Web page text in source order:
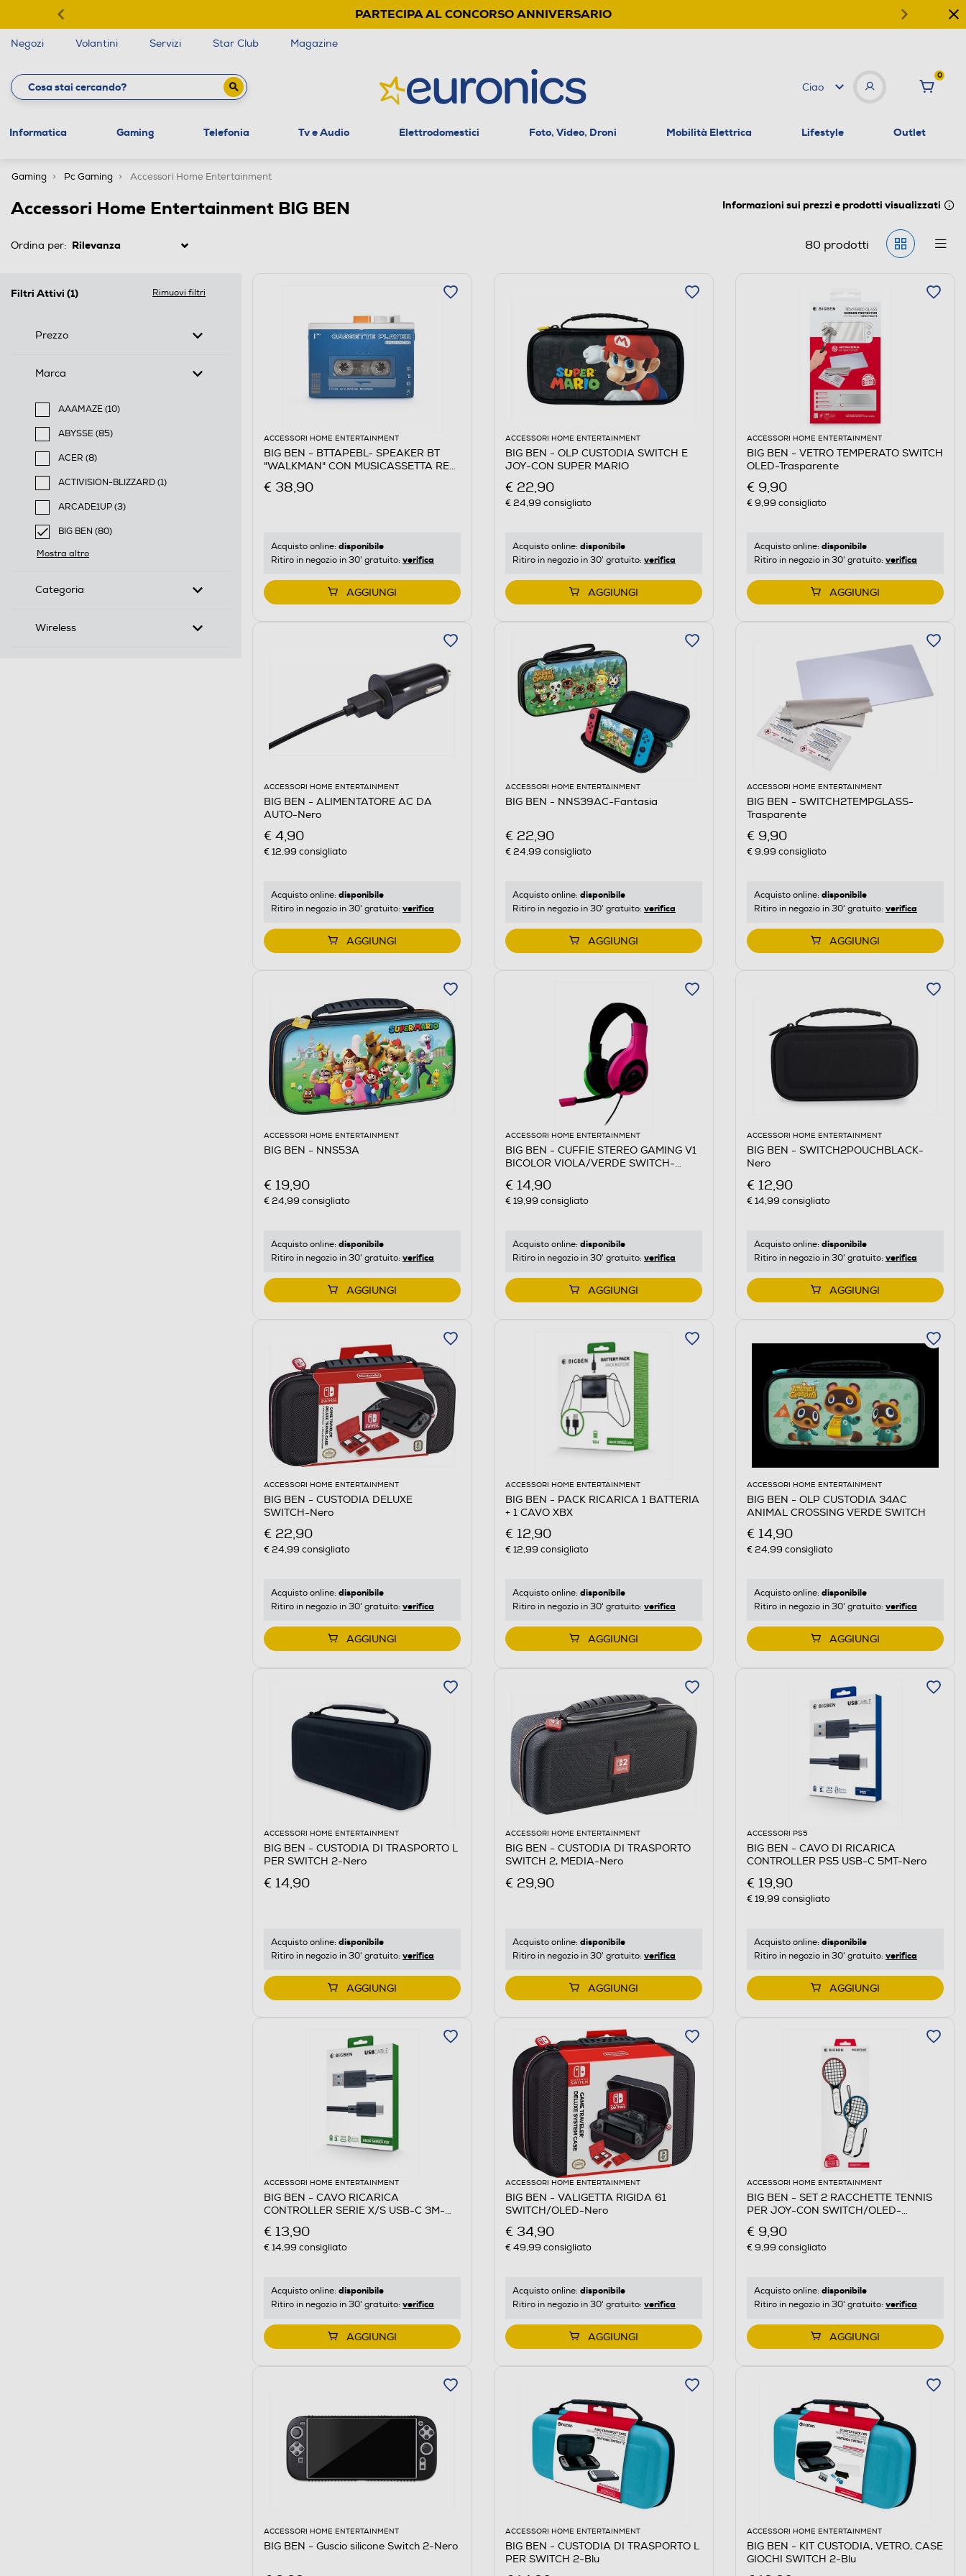
PARTECIPA AL CONCORSO ANNIVERSARIO
Negozi Volantini Servizi Star Club Magazine
Ciao
0
Informatica Gaming Telefonia Tv e Audio Elettrodomestici Foto, Video, Droni Mobilità Elettrica Lifestyle Outlet
Gaming Pc Gaming Accessori Home Entertainment
Accessori Home Entertainment BIG BEN Informazioni sui prezzi e prodotti visualizzati
Ordina per: 80 prodotti
Filtri Attivi (1) Rimuovi filtri
Prezzo
Marca
AAAMAZE (10)
Filtra per Marca: AAAMAZE
ABYSSE (85)
Filtra per Marca: ABYSSE
ACER (8)
Filtra per Marca: ACER
ACTIVISION-BLIZZARD (1)
Filtra per Marca: ACTIVISION-BLIZZARD
ARCADE1UP (3)
Filtra per Marca: ARCADE1UP
BIG BEN (80)
selected Filtro applicato per Marca: BIG BEN
Mostra altro
Categoria
Wireless
ACCESSORI HOME ENTERTAINMENT
BIG BEN - BTTAPEBL- SPEAKER BT
"WALKMAN" CON MUSICASSETTA RE-
€ 38,90
Acquisto online: disponibile
Ritiro in negozio in 30' gratuito: verifica
AGGIUNGI
ACCESSORI HOME ENTERTAINMENT
BIG BEN - OLP CUSTODIA SWITCH E
JOY-CON SUPER MARIO
€ 22,90
€ 24,99 consigliato
Acquisto online: disponibile
Ritiro in negozio in 30' gratuito: verifica
AGGIUNGI
ACCESSORI HOME ENTERTAINMENT
BIG BEN - VETRO TEMPERATO SWITCH
OLED-Trasparente
€ 9,90
€ 9,99 consigliato
Acquisto online: disponibile
Ritiro in negozio in 30' gratuito: verifica
AGGIUNGI
ACCESSORI HOME ENTERTAINMENT
BIG BEN - ALIMENTATORE AC DA
AUTO-Nero
€ 4,90
€ 12,99 consigliato
Acquisto online: disponibile
Ritiro in negozio in 30' gratuito: verifica
AGGIUNGI
ACCESSORI HOME ENTERTAINMENT
BIG BEN - NNS39AC-Fantasia
€ 22,90
€ 24,99 consigliato
Acquisto online: disponibile
Ritiro in negozio in 30' gratuito: verifica
AGGIUNGI
ACCESSORI HOME ENTERTAINMENT
BIG BEN - SWITCH2TEMPGLASS-
Trasparente
€ 9,90
€ 9,99 consigliato
Acquisto online: disponibile
Ritiro in negozio in 30' gratuito: verifica
AGGIUNGI
ACCESSORI HOME ENTERTAINMENT
BIG BEN - NNS53A
€ 19,90
€ 24,99 consigliato
Acquisto online: disponibile
Ritiro in negozio in 30' gratuito: verifica
AGGIUNGI
ACCESSORI HOME ENTERTAINMENT
BIG BEN - CUFFIE STEREO GAMING V1
BICOLOR VIOLA/VERDE SWITCH-
€ 14,90
€ 19,99 consigliato
Acquisto online: disponibile
Ritiro in negozio in 30' gratuito: verifica
AGGIUNGI
ACCESSORI HOME ENTERTAINMENT
BIG BEN - SWITCH2POUCHBLACK-
Nero
€ 12,90
€ 14,99 consigliato
Acquisto online: disponibile
Ritiro in negozio in 30' gratuito: verifica
AGGIUNGI
ACCESSORI HOME ENTERTAINMENT
BIG BEN - CUSTODIA DELUXE
SWITCH-Nero
€ 22,90
€ 24,99 consigliato
Acquisto online: disponibile
Ritiro in negozio in 30' gratuito: verifica
AGGIUNGI
ACCESSORI HOME ENTERTAINMENT
BIG BEN - PACK RICARICA 1 BATTERIA
+ 1 CAVO XBX
€ 12,90
€ 12,99 consigliato
Acquisto online: disponibile
Ritiro in negozio in 30' gratuito: verifica
AGGIUNGI
ACCESSORI HOME ENTERTAINMENT
BIG BEN - OLP CUSTODIA 34AC
ANIMAL CROSSING VERDE SWITCH
€ 14,90
€ 24,99 consigliato
Acquisto online: disponibile
Ritiro in negozio in 30' gratuito: verifica
AGGIUNGI
ACCESSORI HOME ENTERTAINMENT
BIG BEN - CUSTODIA DI TRASPORTO L
PER SWITCH 2-Nero
€ 14,90
Acquisto online: disponibile
Ritiro in negozio in 30' gratuito: verifica
AGGIUNGI
ACCESSORI HOME ENTERTAINMENT
BIG BEN - CUSTODIA DI TRASPORTO
SWITCH 2, MEDIA-Nero
€ 29,90
Acquisto online: disponibile
Ritiro in negozio in 30' gratuito: verifica
AGGIUNGI
ACCESSORI PS5
BIG BEN - CAVO DI RICARICA
CONTROLLER PS5 USB-C 5MT-Nero
€ 19,90
€ 19,99 consigliato
Acquisto online: disponibile
Ritiro in negozio in 30' gratuito: verifica
AGGIUNGI
ACCESSORI HOME ENTERTAINMENT
BIG BEN - CAVO RICARICA
CONTROLLER SERIE X/S USB-C 3M-
€ 13,90
€ 14,99 consigliato
Acquisto online: disponibile
Ritiro in negozio in 30' gratuito: verifica
AGGIUNGI
ACCESSORI HOME ENTERTAINMENT
BIG BEN - VALIGETTA RIGIDA 61
SWITCH/OLED-Nero
€ 34,90
€ 49,99 consigliato
Acquisto online: disponibile
Ritiro in negozio in 30' gratuito: verifica
AGGIUNGI
ACCESSORI HOME ENTERTAINMENT
BIG BEN - SET 2 RACCHETTE TENNIS
PER JOY-CON SWITCH/OLED-
€ 9,90
€ 9,99 consigliato
Acquisto online: disponibile
Ritiro in negozio in 30' gratuito: verifica
AGGIUNGI
ACCESSORI HOME ENTERTAINMENT
BIG BEN - Guscio silicone Switch 2-Nero
ACCESSORI HOME ENTERTAINMENT
BIG BEN - CUSTODIA DI TRASPORTO L
PER SWITCH 2-Blu
ACCESSORI HOME ENTERTAINMENT
BIG BEN - KIT CUSTODIA, VETRO, CASE
GIOCHI SWITCH 2-Blu